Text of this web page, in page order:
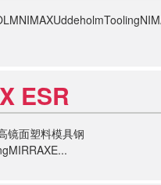
ESR
镜面塑料模具钢